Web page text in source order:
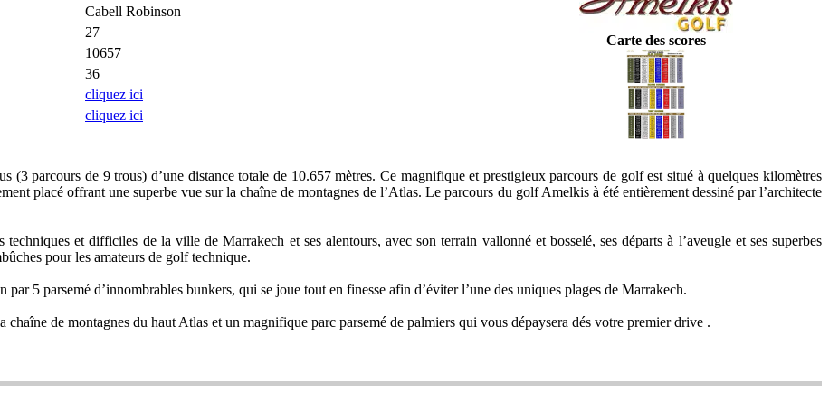
Cabell Robinson
27
10657
36
cliquez ici
cliquez ici
Carte des scores
(3 parcours de 9 trous) d’une distance totale de 10.657 mètres. Ce magnifique et prestigieux parcours de golf est situé à quelques kilomètres
placé offrant une superbe vue sur la chaîne de montagnes de l’Atlas. Le parcours du golf Amelkis à été entièrement dessiné par l’architecte
et difficiles de la ville de Marrakech et ses alentours, avec son terrain vallonné et bosselé, ses départs à l’aveugle et ses superbes
pour les amateurs de golf technique.
5 parsemé d’innombrables bunkers, qui se joue tout en finesse afin d’éviter l’une des uniques plages de Marrakech.
de montagnes du haut Atlas et un magnifique parc parsemé de palmiers qui vous dépaysera dés votre premier drive .